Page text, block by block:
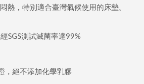
熱，特別適合臺灣氣候使用的床墊。
SGS測試滅菌率達99%
，絕不添加化學乳膠